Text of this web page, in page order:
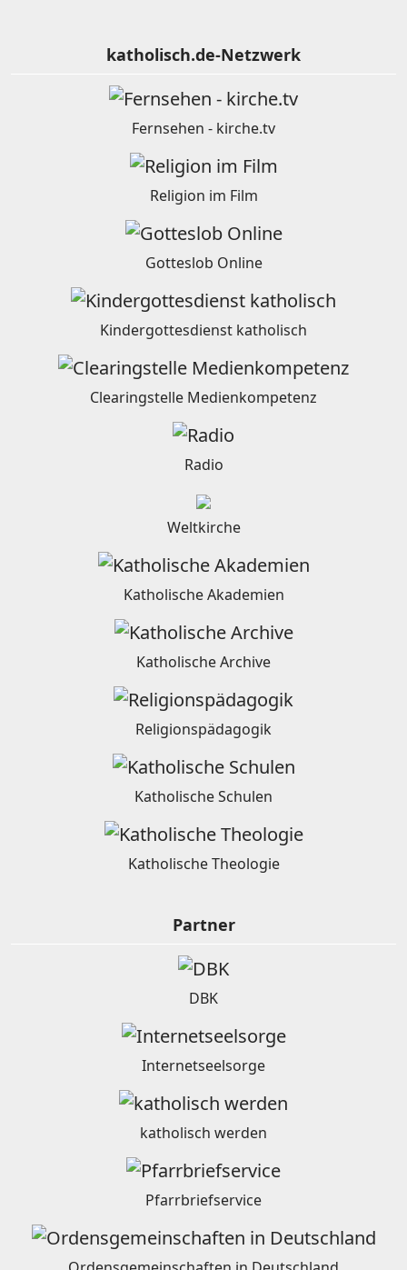
katholisch.de-Netzwerk
Fernsehen - kirche.tv
Religion im Film
Gotteslob Online
Kindergottesdienst katholisch
Clearingstelle Medienkompetenz
Radio
Weltkirche
Katholische Akademien
Katholische Archive
Religionspädagogik
Katholische Schulen
Katholische Theologie
Partner
DBK
Internetseelsorge
katholisch werden
Pfarrbriefservice